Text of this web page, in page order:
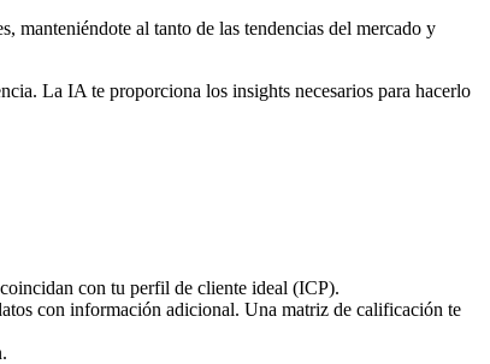
manteniéndote al tanto de las tendencias del mercado y
La IA te proporciona los insights necesarios para hacerlo
con tu perfil de cliente ideal (ICP).
con información adicional. Una matriz de calificación te